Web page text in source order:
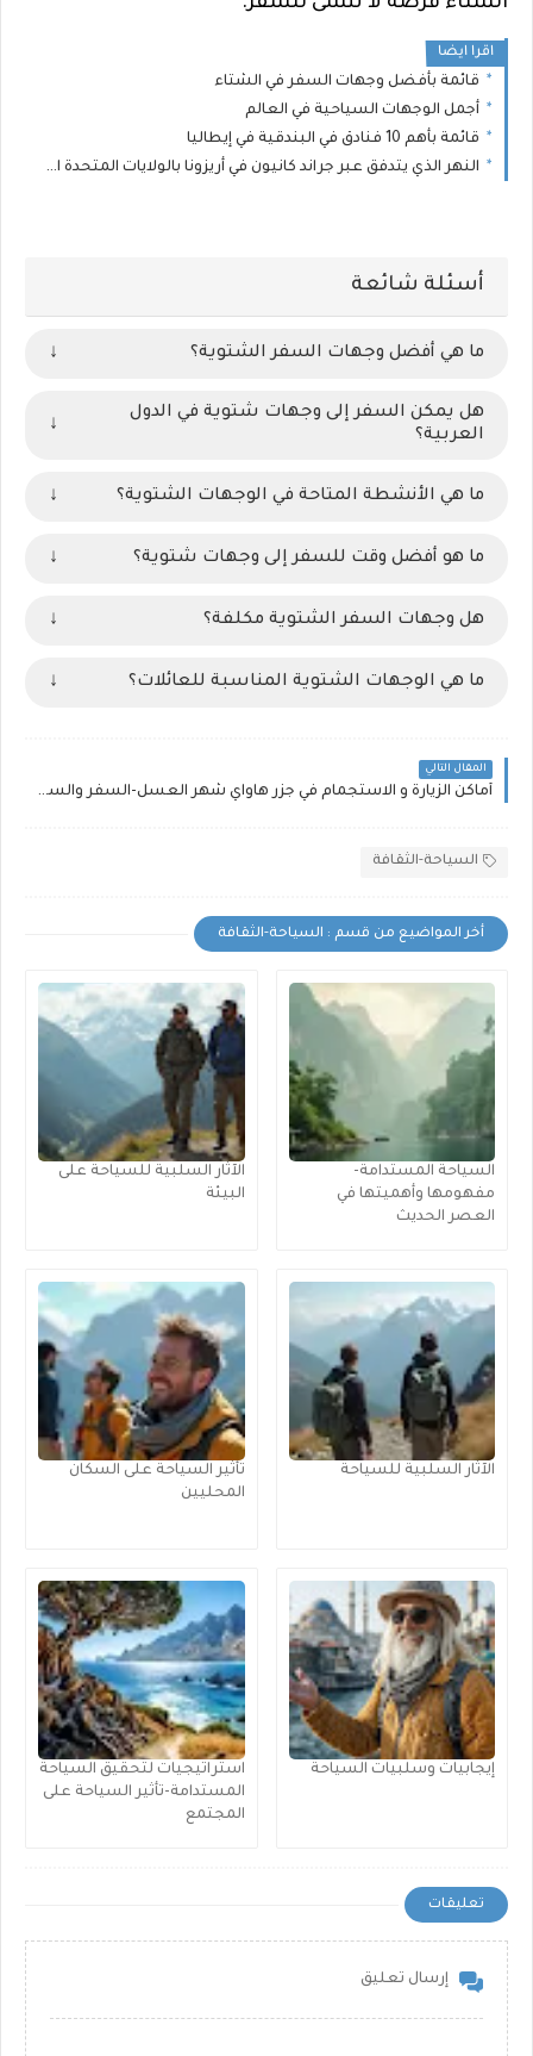
اقرا ايضا
قائمة بأفضل وجهات السفر في الشتاء
أجمل الوجهات السياحية في العالم
قائمة بأهم 10 فنادق في البندقية في إيطاليا
النهر الذي يتدفق عبر جراند كانيون في أريزونا بالولايات المتحدة الأمريكية
أسئلة شائعة
ما هي أفضل وجهات السفر الشتوية؟ ↓
هل يمكن السفر إلى وجهات شتوية في الدول
العربية؟
↓
ما هي الأنشطة المتاحة في الوجهات الشتوية؟ ↓
ما هو أفضل وقت للسفر إلى وجهات شتوية؟ ↓
هل وجهات السفر الشتوية مكلفة؟ ↓
ما هي الوجهات الشتوية المناسبة للعائلات؟ ↓
المقال التالي
أماكن الزيارة و الاستجمام في جزر هاواي شهر العسل-السفر والسياحة
السياحة-الثقافة
أخر المواضيع من قسم : السياحة-الثقافة
السياحة المستدامة-
مفهومها وأهميتها في
العصر الحديث
الآثار السلبية للسياحة على
البيئة
الآثار السلبية للسياحة
تأثير السياحة على السكان
المحليين
إيجابيات وسلبيات السياحة
استراتيجيات لتحقيق السياحة
المستدامة-تأثير السياحة على
المجتمع
تعليقات
إرسال تعليق